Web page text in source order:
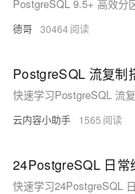
德哥 30464
云内容小助手 1565
快速学习24PostgreSQL